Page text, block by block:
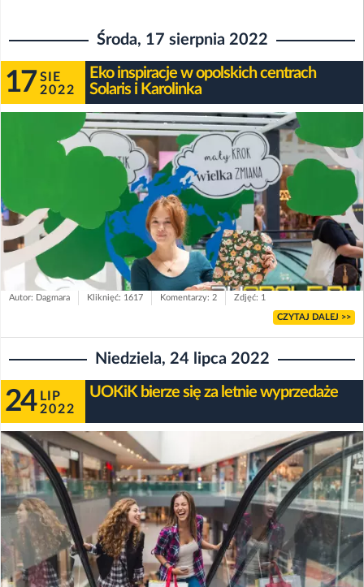
Środa, 17 sierpnia 2022
17 SIE
2022
Eko inspiracje w opolskich centrach
Solaris i Karolinka
Autor: Dagmara Kliknięć: 1617 Komentarzy: 2 Zdjęć: 1
CZYTAJ DALEJ >>
Niedziela, 24 lipca 2022
24 LIP
2022
UOKiK bierze się za letnie wyprzedaże